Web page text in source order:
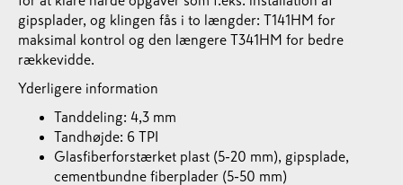
gipsplader, og klingen fås i to længder: T141HM for
maksimal kontrol og den længere T341HM for bedre
rækkevidde.
Yderligere information
Tanddeling: 4,3 mm
Tandhøjde: 6 TPI
Glasfiberforstærket plast (5-20 mm), gipsplade,
cementbundne fiberplader (5-50 mm)